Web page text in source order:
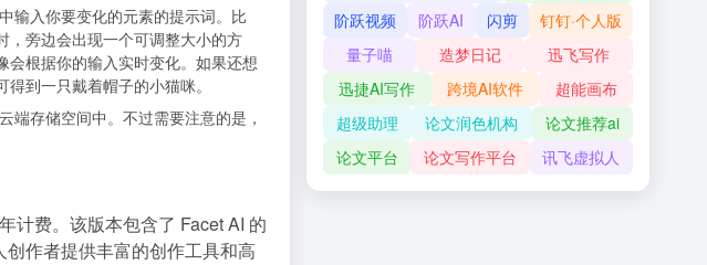
输入你要变化的元素的提示词。比
，旁边会出现一个可调整大小的方
根据你的输入实时变化。如果还想
到一只戴着帽子的小猫咪。
端存储空间中。不过需要注意的是，
计费。该版本包含了 Facet AI 的
作者提供丰富的创作工具和高
阶跃视频
阶跃AI 闪剪
钉钉·个人版
量子喵
造梦日记
迅飞写作
迅捷AI写作
跨境AI软件
超能画布
超级助理
论文润色机构
论文推荐ai
论文平台
论文写作平台 讯飞虚拟人